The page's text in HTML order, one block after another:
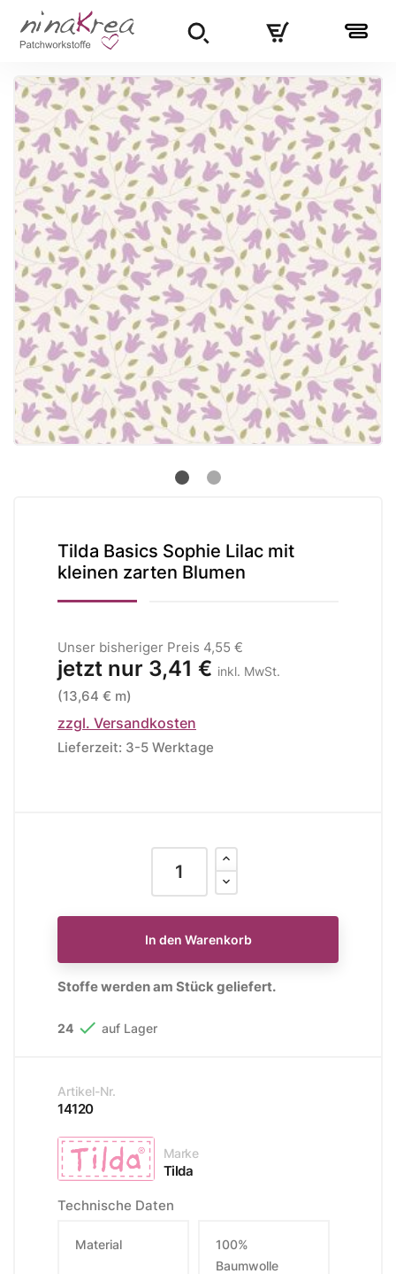
Tilda Basics Sophie Lilac mit
kleinen zarten Blumen
Unser bisheriger Preis 4,55 €
jetzt nur 3,41 € inkl. MwSt.
(13,64 € m)
zzgl. Versandkosten
Lieferzeit: 3-5 Werktage
In den Warenkorb
Stoffe werden am Stück geliefert.
24  auf Lager
Artikel-Nr.
14120
Marke
Tilda
Technische Daten
Material
100%
Baumwolle